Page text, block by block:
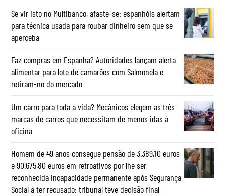
Se vir isto no Multibanco, afaste-se: espanhóis alertam
para técnica usada para roubar dinheiro sem que se
aperceba
Faz compras em Espanha? Autoridades lançam alerta
alimentar para lote de camarões com Salmonela e
retiram-no do mercado
Um carro para toda a vida? Mecânicos elegem as três
marcas de carros que necessitam de menos idas à
oficina
Homem de 49 anos consegue pensão de 3.389,10 euros
e 90.675,80 euros em retroativos por lhe ser
reconhecida incapacidade permanente após Segurança
Social a ter recusado: tribunal teve decisão final